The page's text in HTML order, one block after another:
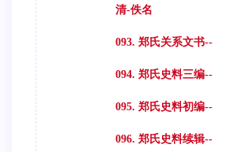
清-佚名
093. 郑氏关系文书--
094. 郑氏史料三编--
095. 郑氏史料初编--
096. 郑氏史料续辑--